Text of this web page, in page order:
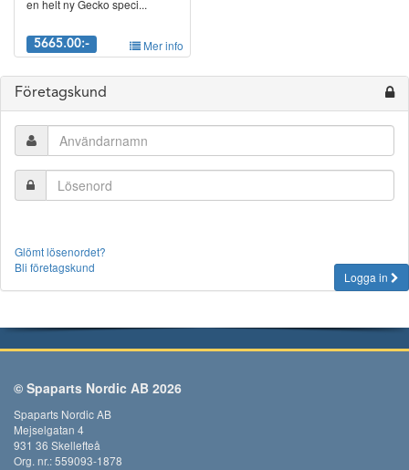
en helt ny Gecko speci...
5665.00:- Mer info
Företagskund
Glömt lösenordet?
Bli företagskund
Logga in
© Spaparts Nordic AB 2026
Spaparts Nordic AB
Mejselgatan 4
931 36 Skellefteå
Org. nr.: 559093-1878